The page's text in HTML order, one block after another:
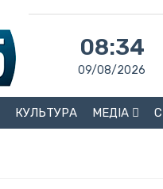
08:34
09/08/2026
КУЛЬТУРА МЕДІА